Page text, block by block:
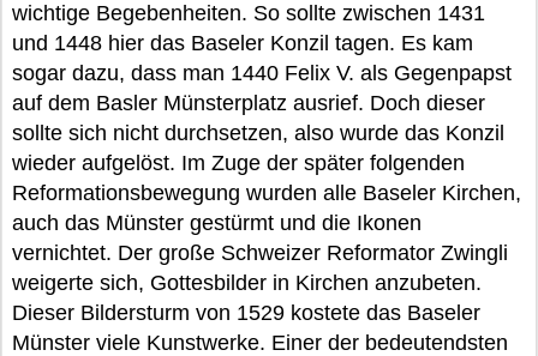
wichtige Begebenheiten. So sollte zwischen 1431
und 1448 hier das Baseler Konzil tagen. Es kam
sogar dazu, dass man 1440 Felix V. als Gegenpapst
auf dem Basler Münsterplatz ausrief. Doch dieser
sollte sich nicht durchsetzen, also wurde das Konzil
wieder aufgelöst. Im Zuge der später folgenden
Reformationsbewegung wurden alle Baseler Kirchen,
auch das Münster gestürmt und die Ikonen
vernichtet. Der große Schweizer Reformator Zwingli
weigerte sich, Gottesbilder in Kirchen anzubeten.
Dieser Bildersturm von 1529 kostete das Baseler
Münster viele Kunstwerke. Einer der bedeutendsten